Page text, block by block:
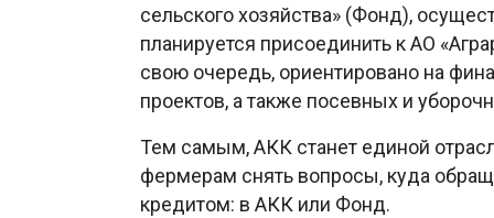
сельского хозяйства» (Фонд),
планируется присоединить к АО
свою очередь, ориентировано на
проектов, а также посевных и
Тем самым, АКК станет единой
фермерам снять вопросы, куда
кредитом: в АКК или Фонд.